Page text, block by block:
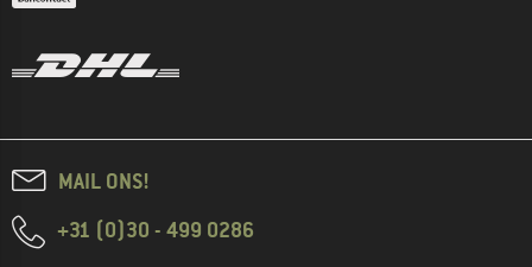
MAIL ONS!
+31 (0)30 - 499 0286